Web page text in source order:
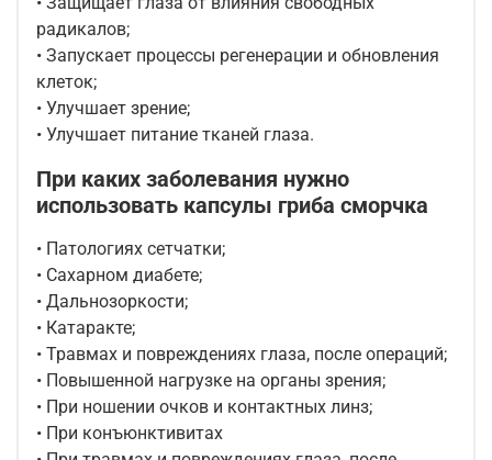
радикалов;
• Запускает процессы регенерации и обновления
клеток;
• Улучшает зрение;
• Улучшает питание тканей глаза.
При каких заболевания нужно
использовать капсулы гриба сморчка
• Патологиях сетчатки;
• Сахарном диабете;
• Дальнозоркости;
• Катаракте;
• Травмах и повреждениях глаза, после операций;
• Повышенной нагрузке на органы зрения;
• При ношении очков и контактных линз;
• При конъюнктивитах